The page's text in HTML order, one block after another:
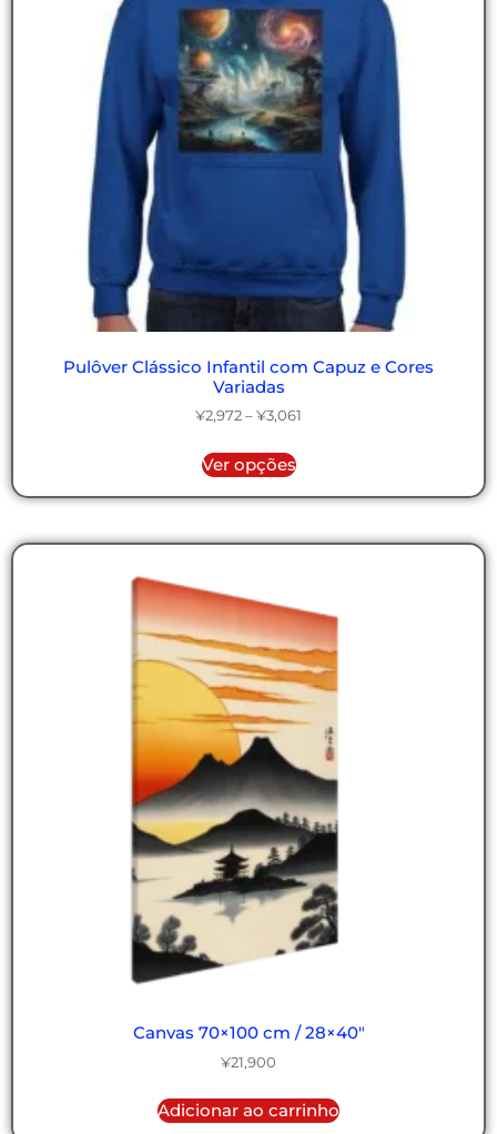
Pulôver Clássico Infantil com Capuz e Cores
Variadas
¥2,972 – ¥3,061
Ver opções
Canvas 70×100 cm / 28×40″
¥21,900
Adicionar ao carrinho